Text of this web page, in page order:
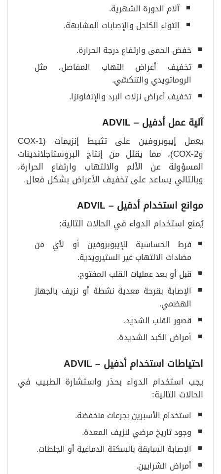
آلام الدورة الشهرية.
التواء الكاحل والإصابات المشابهة.
خفض الحمى وارتفاع درجة الحرارة.
تخفيف أعراض التهاب المفاصل، مثل
الروماتويدي والتنكسّي.
تخفيف أعراض نزلات البرد والإنفلونزا.
آلية عمل أدفيل – ADVIL
يعمل إيبوبروفين على تثبيط إنزيمات (COX-1
وCOX-2)، مما يقلل من إنتاج البروستاجلاندينات
المسؤولة عن الألم والالتهاب وارتفاع الحرارة،
وبالتالي يساعد على تخفيف الأعراض بشكل فعال.
موانع استخدام أدفيل – ADVIL
يُمنع استخدام الدواء في الحالات التالية:
فرط الحساسية للإيبوبروفين أو لأي من
مضادات الالتهاب غير الستيرويدية.
قبل أو بعد عمليات القلب المفتوح.
الإصابة بقرحة معدية نشطة أو نزيف بالجهاز
الهضمي.
قصور القلب الشديد.
أمراض الكبد الشديدة.
احتياطات استخدام أدفيل – ADVIL
يجب استخدام الدواء بحذر واستشارة الطبيب في
الحالات التالية:
استخدام الأسبرين بجرعات منخفضة.
وجود تاريخ مرضي لنزيف المعدة.
الإصابة السابقة بالسكتة الدماغية أو الجلطات.
أمراض الشرايين.